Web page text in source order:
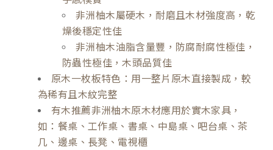
非洲柚木屬硬木，耐磨且木材強度高，乾
燥後穩定性佳
非洲柚木油脂含量豐，防腐耐腐性極佳，
防蟲性極佳，木頭品質佳
原木一枚板特色：用一整片原木直接製成，較
為稀有且木紋完整
有木推薦非洲柚木原木材應用於實木家具，
如：餐桌、工作桌、書桌、中島桌、吧台桌、茶
几、邊桌、長凳、電視櫃